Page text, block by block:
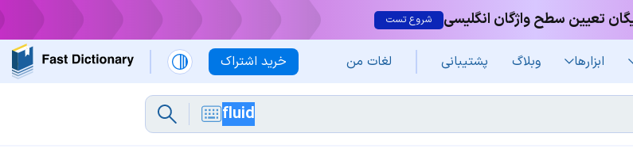
تعیین سطح واژگان انگلیسی شروع تست
خرید اشتراک ابزارها وبلاگ پشتیبانی لغات من